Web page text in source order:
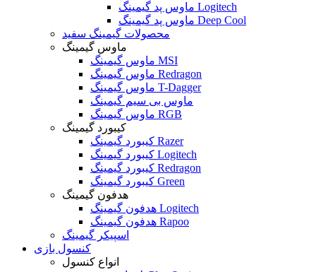
ماوس پد گیمینگ Logitech
ماوس پد گیمینگ Deep Cool
محصولات گیمینگ سفید
ماوس گیمینگ
ماوس گیمینگ MSI
ماوس گیمینگ Redragon
ماوس گیمینگ T-Dagger
ماوس بی سیم گیمینگ
ماوس گیمینگ RGB
کیبورد گیمینگ
کیبورد گیمینگ Razer
کیبورد گیمینگ Logitech
کیبورد گیمینگ Redragon
کیبورد گیمینگ Green
هدفون گیمینگ
هدفون گیمینگ Logitech
هدفون گیمینگ Rapoo
اسپیکر گیمینگ
کنسول بازی
انواع کنسول